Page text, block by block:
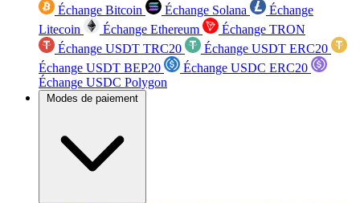
Échange Bitcoin Échange Solana
Échange
Litecoin
Échange Ethereum
Échange TRON
Échange USDT TRC20
Échange USDT ERC20
Échange USDT BEP20
Échange USDC ERC20
Échange USDC Polygon
Modes de paiement